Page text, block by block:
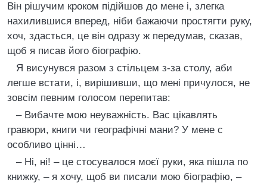
Він рішучим кроком підійшов до мене і, злегка
нахилившися вперед, ніби бажаючи простягти руку,
хоч, здасться, це він одразу ж передумав, сказав,
щоб я писав його біографію.
Я висунувся разом з стільцем з-за столу, аби
легше встати, і, вирішивши, що мені причулося, не
зовсім певним голосом перепитав:
– Вибачте мою неуважність. Вас цікавлять
гравюри, книги чи географічні мани? У мене с
особливо цінні…
– Ні, ні! – це стосувалося моєї руки, яка пішла по
книжку, – я хочу, щоб ви писали мою біографію, –